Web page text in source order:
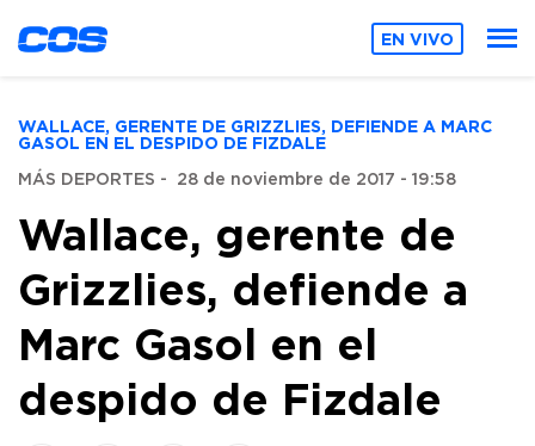
EN VIVO
WALLACE, GERENTE DE GRIZZLIES, DEFIENDE A MARC
GASOL EN EL DESPIDO DE FIZDALE
MÁS DEPORTES - 28 de noviembre de 2017 - 19:58
Wallace, gerente de
Grizzlies, defiende a
Marc Gasol en el
despido de Fizdale